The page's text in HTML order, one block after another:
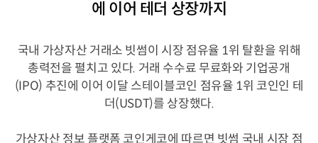
에 이어 테더 상장까지
국내 가상자산 거래소 빗썸이 시장 점유율 1위 탈환을 위해
총력전을 펼치고 있다. 거래 수수료 무료화와 기업공개
(IPO) 추진에 이어 이달 스테이블코인 점유율 1위 코인인 테
더(USDT)를 상장했다.
가상자산 정보 플랫폼 코인게코에 따르면 빗썸 국내 시장 점